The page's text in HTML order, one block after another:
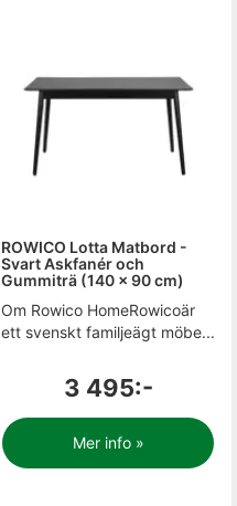
ROWICO Lotta Matbord -
Svart Askfanér och
Gummiträ (140 x 90 cm)
Om Rowico HomeRowicoär
ett svenskt familjeägt möbe...
3 495:-
Mer info »